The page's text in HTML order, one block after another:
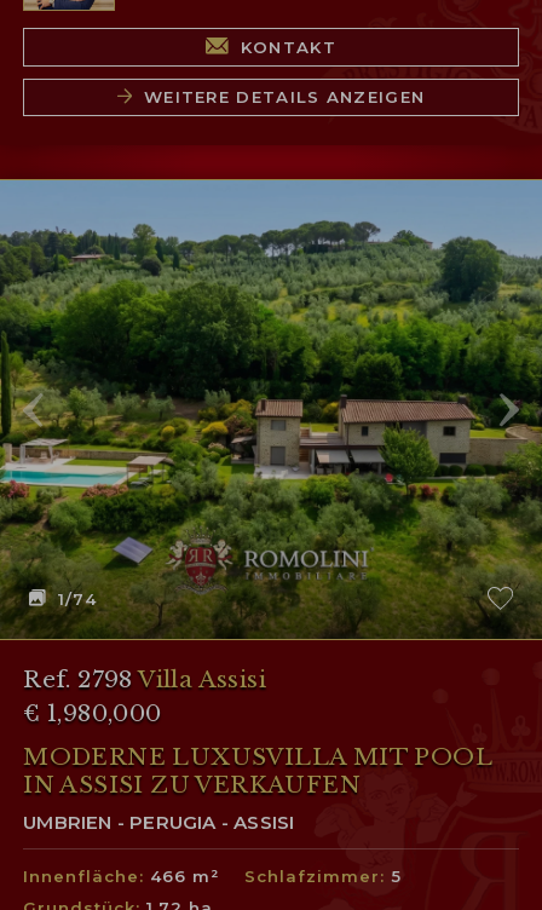
KONTAKT
WEITERE DETAILS ANZEIGEN
1/74
Ref. 2798Villa Assisi
€ 1,980,000
MODERNE LUXUSVILLA MIT POOL
IN ASSISI ZU VERKAUFEN
UMBRIEN - PERUGIA - ASSISI
Innenfläche: 466 m² Schlafzimmer:5